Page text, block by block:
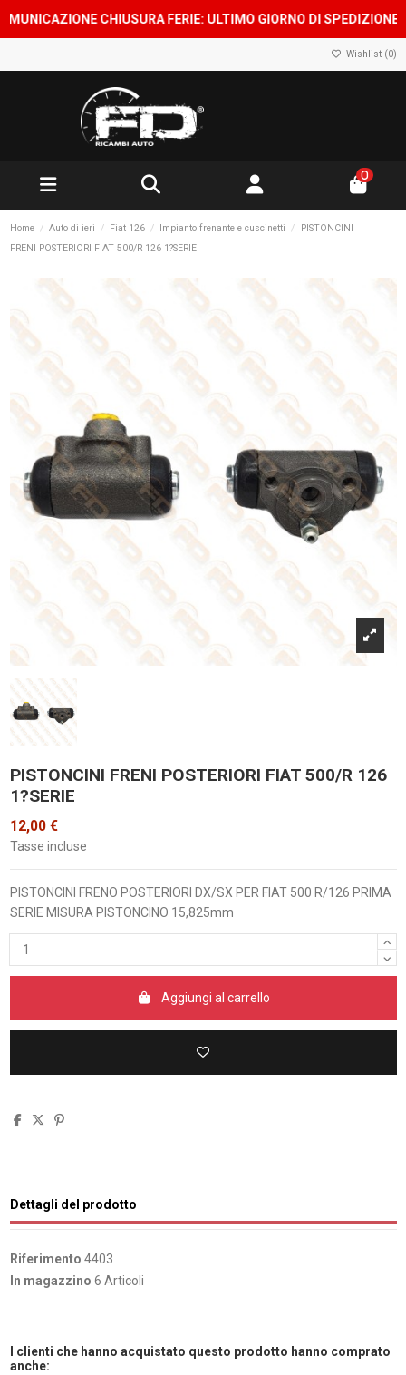
CHIUSURA FERIE: ULTIMO GIORNO DI SPEDIZIONE 7
Wishlist (0)
0
Home Auto di ieri Fiat 126 Impianto frenante e cuscinetti
PISTONCINI
FRENI POSTERIORI FIAT 500/R 126 1?SERIE
PISTONCINI FRENI POSTERIORI FIAT 500/R 126
1?SERIE
12,00 €
Tasse incluse
PISTONCINI FRENO POSTERIORI DX/SX PER FIAT 500 R/126 PRIMA
SERIE MISURA PISTONCINO 15,825mm
Aggiungi al carrello
Dettagli del prodotto
Riferimento 4403
In magazzino 6 Articoli
I clienti che hanno acquistato questo prodotto hanno comprato
anche: